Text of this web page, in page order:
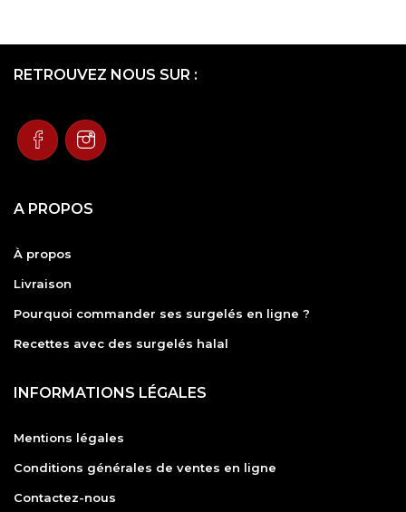
RETROUVEZ NOUS SUR :
A PROPOS
À propos
Livraison
Pourquoi commander ses surgelés en ligne ?
Recettes avec des surgelés halal
INFORMATIONS LÉGALES
Mentions légales
Conditions générales de ventes en ligne
Contactez-nous